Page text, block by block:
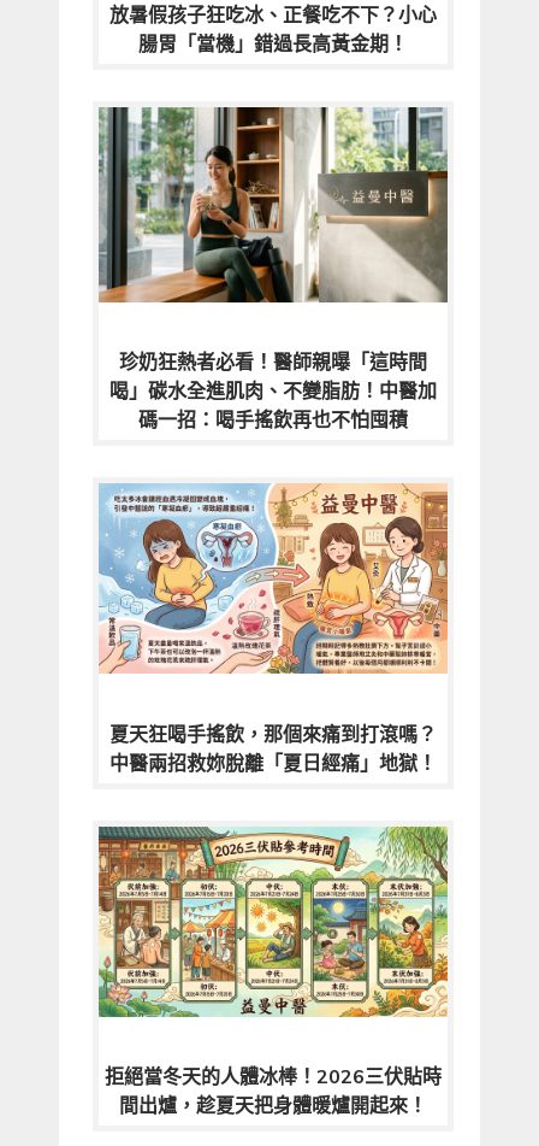
放暑假孩子狂吃冰、正餐吃不下？小心
腸胃「當機」錯過長高黃金期！
珍奶狂熱者必看！醫師親曝「這時間
喝」碳水全進肌肉、不變脂肪！中醫加
碼一招：喝手搖飲再也不怕囤積
夏天狂喝手搖飲，那個來痛到打滾嗎？
中醫兩招救妳脫離「夏日經痛」地獄！
拒絕當冬天的人體冰棒！2026三伏貼時
間出爐，趁夏天把身體暖爐開起來！